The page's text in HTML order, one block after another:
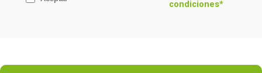
condiciones*